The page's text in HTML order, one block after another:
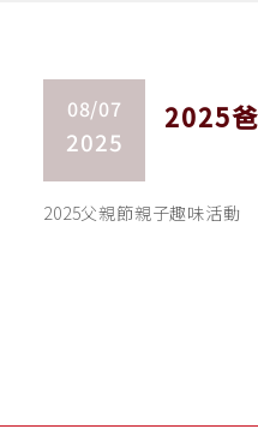
08/07
2025
2025
2025父親節親子趣味活動